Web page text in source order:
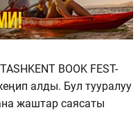
BOOK FEST-
алды. Бул тууралуу
жаштар саясаты